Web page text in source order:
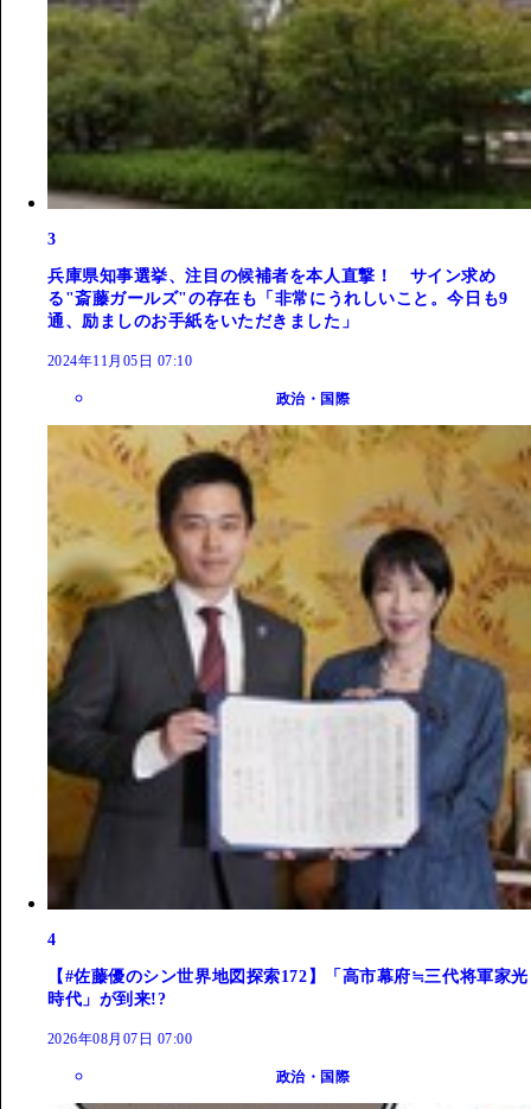
3
兵庫県知事選挙、注目の候補者を本人直撃！ サイン求め
る"斎藤ガールズ"の存在も「非常にうれしいこと。今日も9
通、励ましのお手紙をいただきました」
2024年11月05日 07:10
政治・国際
4
【#佐藤優のシン世界地図探索172】「高市幕府≒三代将軍家光
時代」が到来!?
2026年08月07日 07:00
政治・国際